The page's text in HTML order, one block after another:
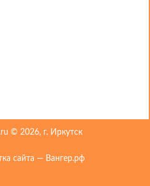
© 2026, г. Иркутск
сайта — Вангер.рф